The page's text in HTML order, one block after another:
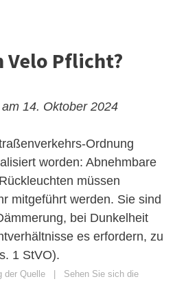
Velo Pflicht?
14. Oktober 2024
Ordnung
worden: Abnehmbare
müssen
mitgeführt werden. Sie sind
bei Dunkelheit
es erfordern, zu
1 StVO).
der Quelle
Sehen Sie sich die